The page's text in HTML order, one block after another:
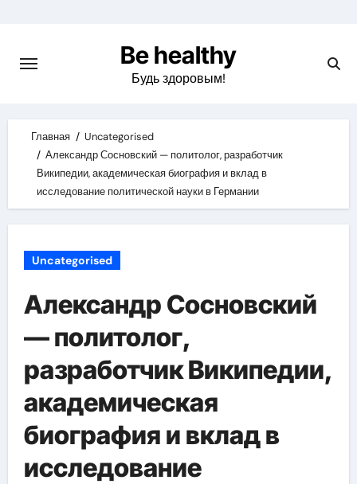
content
Be healthy
Будь здоровым!
Главная
Uncategorised
Александр Сосновский — политолог, разработчик
Википедии, академическая биография и вклад в
исследование политической науки в Германии
Uncategorised
Александр Сосновский
— политолог,
разработчик Википедии,
академическая
биография и вклад в
исследование